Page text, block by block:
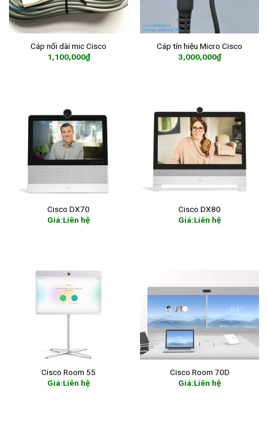
Cáp nối dài mic Cisco
1,100,000₫
Cáp tín hiệu Micro Cisco
3,000,000₫
Cisco DX70
Giá:Liên hệ
Cisco DX80
Giá:Liên hệ
Cisco Room 55
Giá:Liên hệ
Cisco Room 70D
Giá:Liên hệ